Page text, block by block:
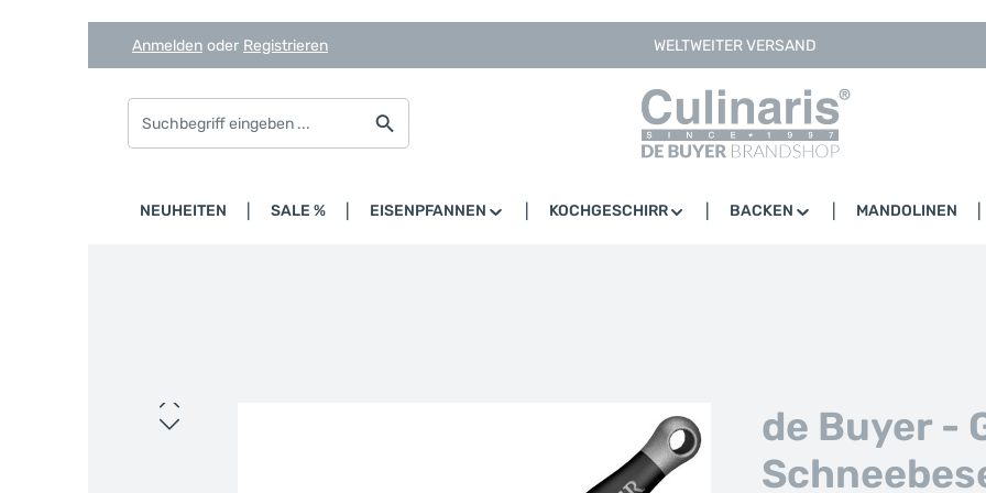
Zum Hauptinhalt springen
Zur Suche springen
Zur Hauptnavigation springen
Anmelden oder Registrieren WELTWEITER VERSAND
NEUHEITEN SALE % EISENPFANNEN KOCHGESCHIRR BACKEN MANDOLINEN
Bildergalerie überspringen
de Buyer -